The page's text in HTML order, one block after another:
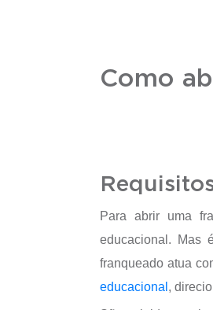
Como
Para abrir uma
educacional. Mas
franqueado atua
educacional ,